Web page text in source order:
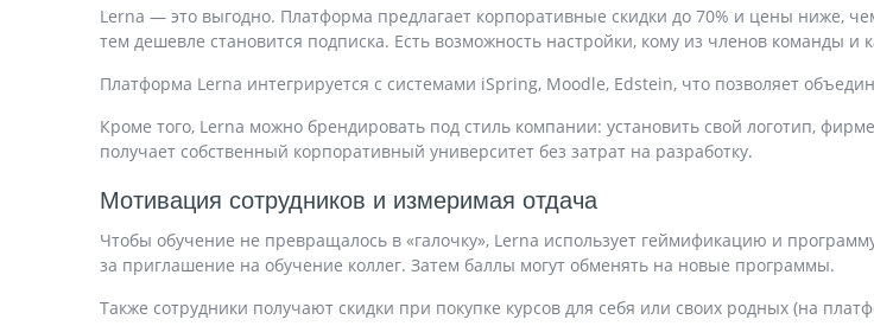
Lerna — это выгодно. Платформа предлагает корпоративные скидки до 70% и цены ниже,
тем дешевле становится подписка. Есть возможность настройки, кому из членов команды
Платформа Lerna интегрируется с системами iSpring, Moodle, Edstein, что позволяет
Кроме того, Lerna можно брендировать под стиль компании: установить свой логотип,
получает собственный корпоративный университет без затрат на разработку.
Мотивация сотрудников и измеримая отдача
Чтобы обучение не превращалось в «галочку», Lerna использует геймификацию и
за приглашение на обучение коллег. Затем баллы могут обменять на новые программы.
Также сотрудники получают скидки при покупке курсов для себя или своих родных (на